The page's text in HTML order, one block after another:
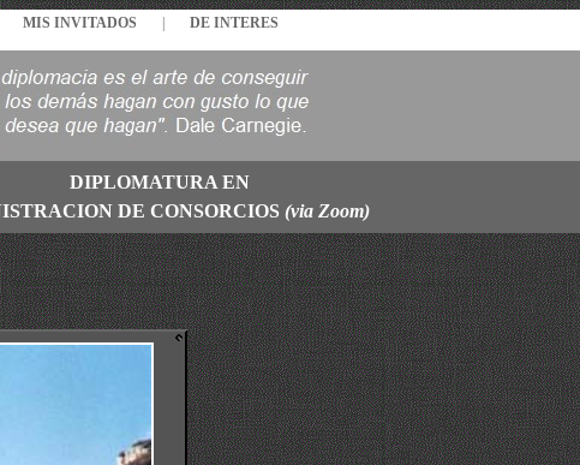
MIS INVITADOS DE INTERES
DIPLOMATURA EN
DE CONSORCIOS (via Zoom)